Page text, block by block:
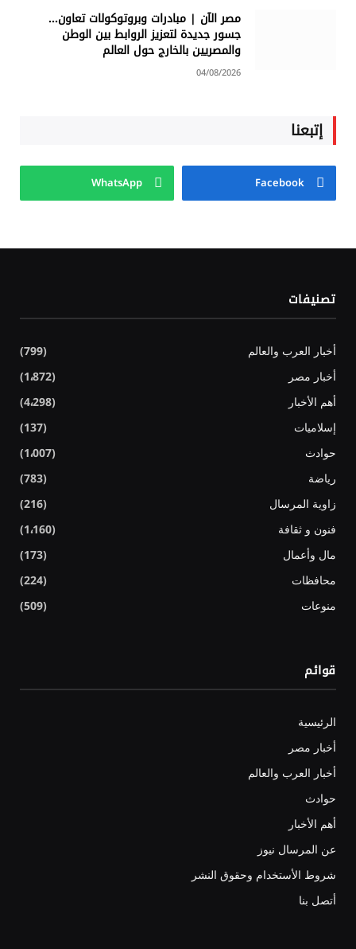
مصر الآن | مبادرات وبروتوكولات تعاون…
جسور جديدة لتعزيز الروابط بين الوطن
والمصريين بالخارج حول العالم
04/08/2026
إتبعنا
Facebook
WhatsApp
تصنيفات
أخبار العرب والعالم
(799)
أخبار مصر
(1٬872)
أهم الأخبار
(4٬298)
إسلاميات
(137)
حوادث
(1٬007)
رياضة
(783)
زاوية المرسال
(216)
فنون و ثقافة
(1٬160)
مال وأعمال
(173)
محافظات
(224)
منوعات
(509)
قوائم
الرئيسية
أخبار مصر
أخبار العرب والعالم
حوادث
أهم الأخبار
عن المرسال نيوز
شروط الأستخدام وحقوق النشر
أتصل بنا